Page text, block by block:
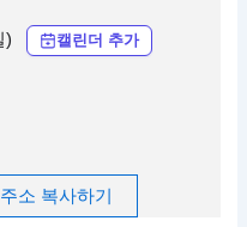
) 캘린더 추가
주소 복사하기